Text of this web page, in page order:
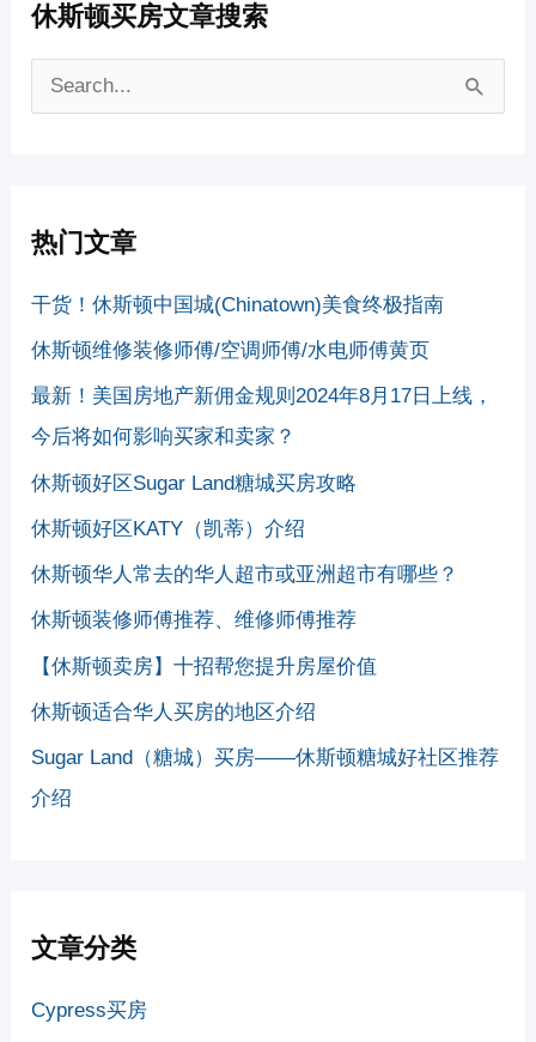
休斯顿买房文章搜索
热门文章
干货！休斯顿中国城(Chinatown)美食终极指南
休斯顿维修装修师傅/空调师傅/水电师傅黄页
最新！美国房地产新佣金规则2024年8月17日上线，
今后将如何影响买家和卖家？
休斯顿好区Sugar Land糖城买房攻略
休斯顿好区KATY（凯蒂）介绍
休斯顿华人常去的华人超市或亚洲超市有哪些？
休斯顿装修师傅推荐、维修师傅推荐
【休斯顿卖房】十招帮您提升房屋价值
休斯顿适合华人买房的地区介绍
Sugar Land（糖城）买房——休斯顿糖城好社区推荐
介绍
文章分类
Cypress买房